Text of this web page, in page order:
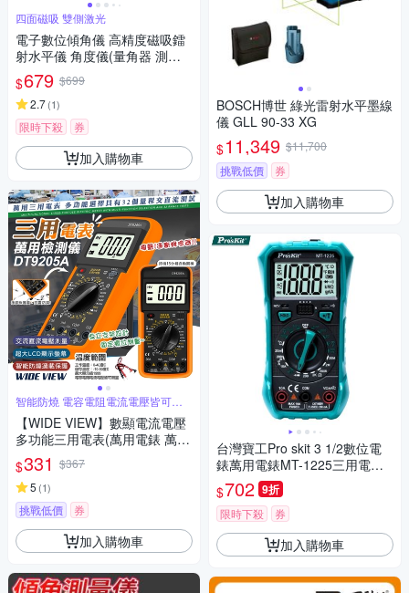
四面磁吸 雙側激光
電子數位傾角儀 高精度磁吸鐳
射水平儀 角度儀(量角器 測平
儀 角度尺 角度測量)
$679 $699
2.7(1)
限時下殺 券
加入購物車
智能防燒 電容電阻電流電壓皆可測
量
【WIDE VIEW】數顯電流電壓
多功能三用電表(萬用電錶 萬能
電表 電壓表 電壓測量 電容表/D
T9205A)
$331 $367
5 (1)
挑戰低價 券
加入購物車
BOSCH博世 綠光雷射水平墨線
儀 GLL 90-33 XG
$11,349 $11,700
挑戰低價
券
加入購物車
台灣寶工Pro skit 3 1/2數位電
錶萬用電錶MT-1225三用電表
(自動歸零;防雜訊干擾;可量溫
度直流交流電壓電流電阻電晶
體二極體三極管;雙保險絲;全檔
位保護)
$702 9折
限時下殺 券
加入購物車